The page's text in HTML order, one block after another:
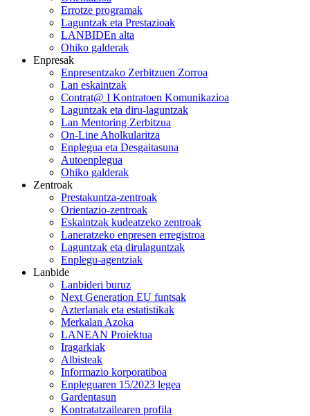
Errotze programak
Laguntzak eta Prestazioak
LANBIDEn alta
Ohiko galderak
Enpresak
Enpresentzako Zerbitzuen Zorroa
Lan eskaintzak
Contrat@ I Kontratoen Komunikazioa
Laguntzak eta diru-laguntzak
Lan Mentoring Zerbitzua
On-Line Aholkularitza
Enplegua eta Desgaitasuna
Autoenplegua
Ohiko galderak
Zentroak
Prestakuntza-zentroak
Orientazio-zentroak
Eskaintzak kudeatzeko zentroak
Laneratzeko enpresen erregistroa
Laguntzak eta dirulaguntzak
Enplegu-agentziak
Lanbide
Lanbideri buruz
Next Generation EU funtsak
Azterlanak eta estatistikak
Merkalan Azoka
LANEAN Proiektua
Iragarkiak
Albisteak
Informazio korporatiboa
Enpleguaren 15/2023 legea
Gardentasun
Kontratatzailearen profila